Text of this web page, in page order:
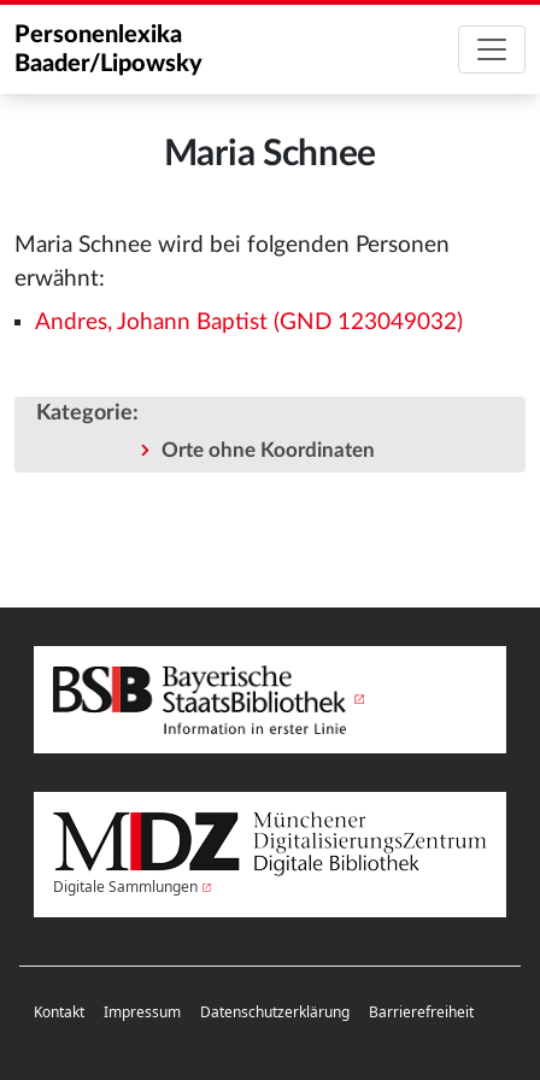
Personenlexika
Baader/Lipowsky
Maria Schnee
Maria Schnee wird bei folgenden Personen
erwähnt:
Andres, Johann Baptist (GND 123049032)
Kategorie:
Orte ohne Koordinaten
Digitale Sammlungen
Kontakt Impressum Datenschutzerklärung Barrierefreiheit